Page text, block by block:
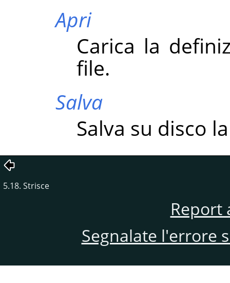
Apri
Carica la
file.
Salva
Salva su disco
5.18. Strisce
Report
Segnalate l'errore